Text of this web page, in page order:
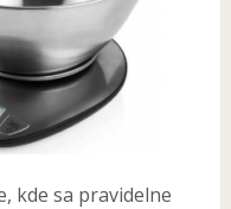
kde sa pravidelne